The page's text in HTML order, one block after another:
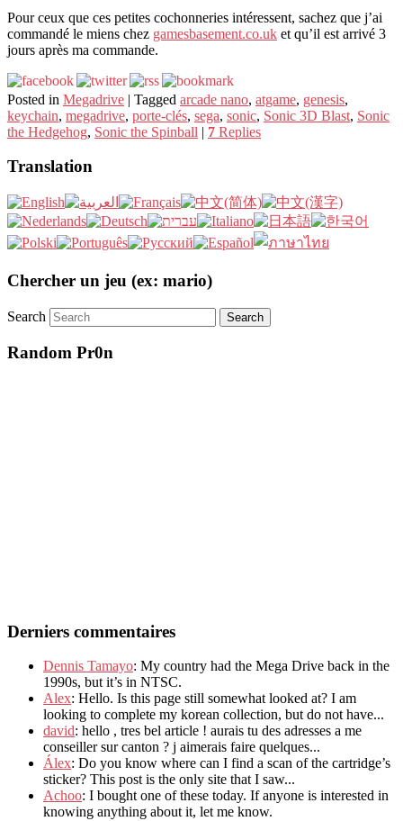
Pour ceux que ces petites cochonneries intéressent, sachez que j’ai
commandé le miens chez gamesbasement.co.uk et qu’il est arrivé 3
jours après ma commande.
Posted in Megadrive | Tagged arcade nano, atgame, genesis,
keychain, megadrive, porte-clés, sega, sonic, Sonic 3D Blast, Sonic
the Hedgehog, Sonic the Spinball | 7 Replies
Translation
Chercher un jeu (ex: mario)
Search
Random Pr0n
Derniers commentaires
Dennis Tamayo: My country had the Mega Drive back in the
1990s, but it’s in NTSC.
Alex: Hello. Is this page still somewhat looked at? I am
looking to complete my korean collection, but do not have...
david: hello , tres bel article ! aurais tu des adresses a me
conseiller sur canton ? j aimerais faire quelques...
Álex: Do you know where can I find a scan of the cartridge’s
sticker? This post is the only site that I saw...
Achoo: I bought one of these today. If anyone is interested in
knowing anything about it, let me know.